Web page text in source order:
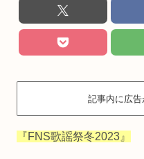
記事内に広告
『FNS歌謡祭冬2023』